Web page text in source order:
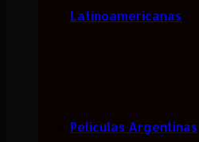
Latinoamericanas
Películas Argentinas